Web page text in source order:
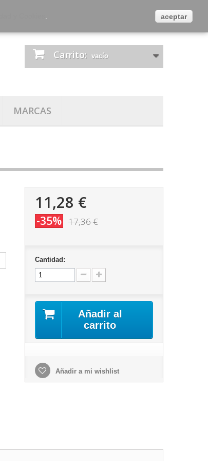
Iniciar sesión
Carrito: vacío
MARCAS
11,28 €
-35% 17,36 €
Cantidad:
Añadir al
carrito
Añadir a mi wishlist
aceptar